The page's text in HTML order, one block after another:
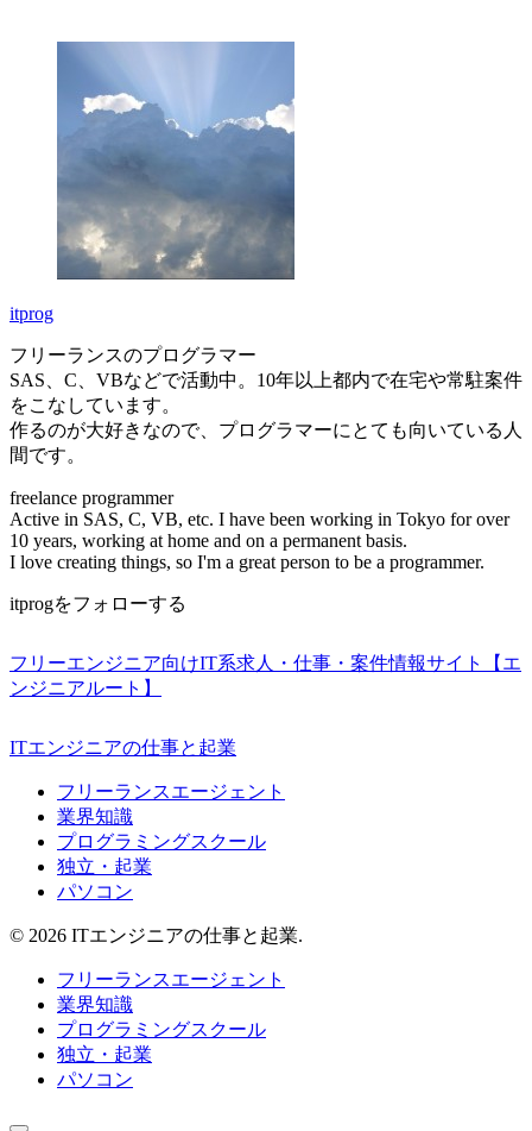
itprog
フリーランスのプログラマー
SAS、C、VBなどで活動中。10年以上都内で在宅や常駐案件
をこなしています。
作るのが大好きなので、プログラマーにとても向いている人
間です。
freelance programmer
Active in SAS, C, VB, etc. I have been working in Tokyo for over
10 years, working at home and on a permanent basis.
I love creating things, so I'm a great person to be a programmer.
itprogをフォローする
フリーエンジニア向けIT系求人・仕事・案件情報サイト【エ
ンジニアルート】
ITエンジニアの仕事と起業
フリーランスエージェント
業界知識
プログラミングスクール
独立・起業
パソコン
© 2026 ITエンジニアの仕事と起業.
フリーランスエージェント
業界知識
プログラミングスクール
独立・起業
パソコン